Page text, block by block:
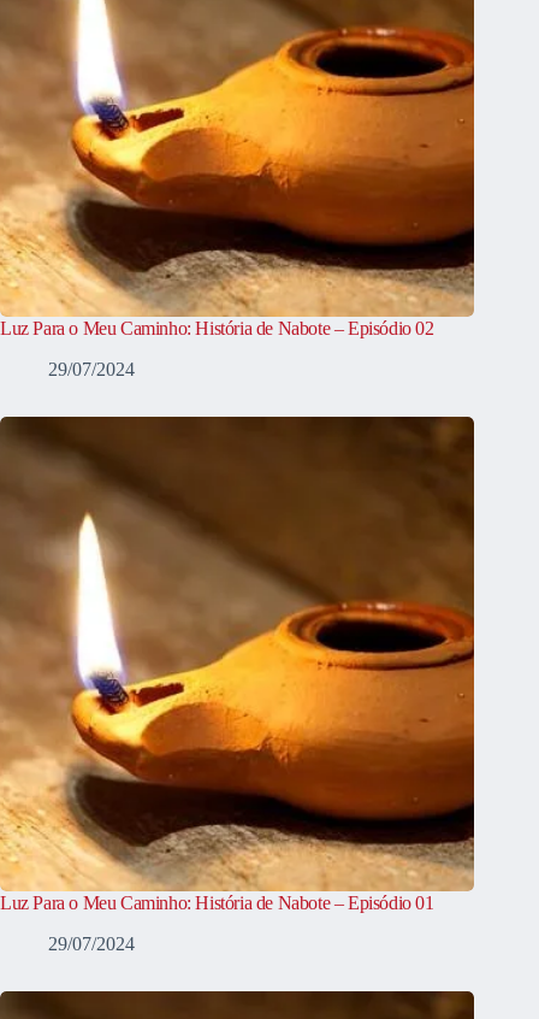
Luz Para o Meu Caminho: História de Nabote – Episódio 02
29/07/2024
Luz Para o Meu Caminho: História de Nabote – Episódio 01
29/07/2024